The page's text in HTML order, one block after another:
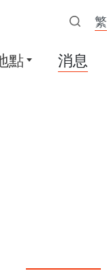
點 消息
繁